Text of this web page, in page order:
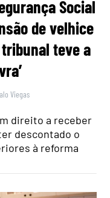
Social
de velhice
teve a
Viegas
direito a receber
descontado o
à reforma